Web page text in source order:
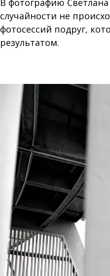
В фотографию
случайности не
фотосессий подруг,
результатом.